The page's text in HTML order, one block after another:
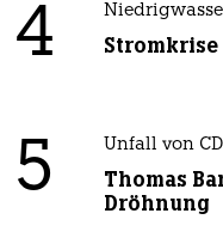
4
5 Unfall von
Thomas
Dröhnung